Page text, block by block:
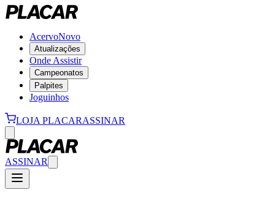
AcervoNovo
Atualizações
Onde Assistir
Campeonatos
Palpites
Joguinhos
LOJA PLACARASSINAR
ASSINAR